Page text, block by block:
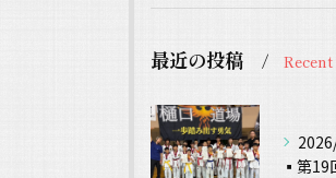
最近の投稿